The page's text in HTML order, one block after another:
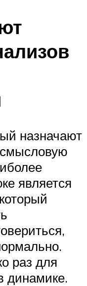
назначают
является
раз для
динамике.